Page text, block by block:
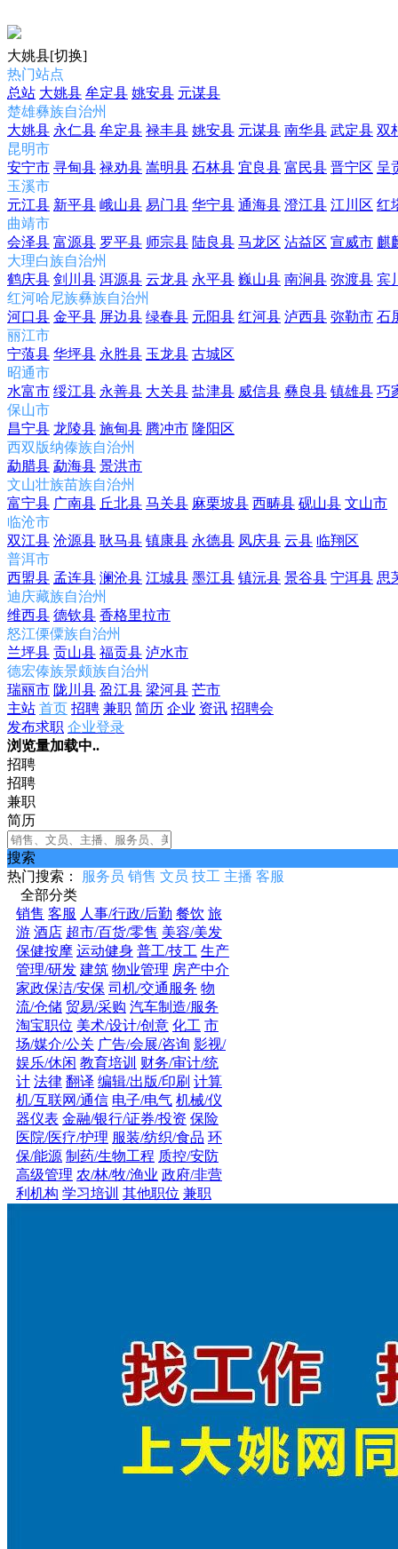
大姚县[切换]
热门站点
总站 大姚县 牟定县 姚安县 元谋县
楚雄彝族自治州
大姚县 永仁县 牟定县 禄丰县 姚安县 元谋县 南华县 武定县 双
昆明市
安宁市 寻甸县 禄劝县 嵩明县 石林县 宜良县 富民县 晋宁区 呈
玉溪市
元江县 新平县 峨山县 易门县 华宁县 通海县 澄江县 江川区 红
曲靖市
会泽县 富源县 罗平县 师宗县 陆良县 马龙区 沾益区 宣威市 麒
大理白族自治州
鹤庆县 剑川县 洱源县 云龙县 永平县 巍山县 南涧县 弥渡县 宾
红河哈尼族彝族自治州
河口县 金平县 屏边县 绿春县 元阳县 红河县 泸西县 弥勒市 石
丽江市
宁蒗县 华坪县 永胜县 玉龙县 古城区
昭通市
水富市 绥江县 永善县 大关县 盐津县 威信县 彝良县 镇雄县 巧
保山市
昌宁县 龙陵县 施甸县 腾冲市 隆阳区
西双版纳傣族自治州
勐腊县 勐海县 景洪市
文山壮族苗族自治州
富宁县 广南县 丘北县 马关县 麻栗坡县 西畴县 砚山县 文山市
临沧市
双江县 沧源县 耿马县 镇康县 永德县 凤庆县 云县 临翔区
普洱市
西盟县 孟连县 澜沧县 江城县 墨江县 镇沅县 景谷县 宁洱县 思
迪庆藏族自治州
维西县 德钦县 香格里拉市
怒江傈僳族自治州
兰坪县 贡山县 福贡县 泸水市
德宏傣族景颇族自治州
瑞丽市 陇川县 盈江县 梁河县 芒市
主站 首页 招聘 兼职 简历 企业 资讯 招聘会
发布求职 企业登录
浏览量加载中..
招聘
招聘
兼职
简历
搜索
热门搜索：
服务员 销售 文员 技工 主播 客服
全部分类
销售 客服 人事/行政/后勤 餐饮 旅
游 酒店 超市/百货/零售 美容/美发
保健按摩 运动健身 普工/技工 生产
管理/研发 建筑 物业管理 房产中介
家政保洁/安保 司机/交通服务 物
流/仓储 贸易/采购 汽车制造/服务
淘宝职位 美术/设计/创意 化工 市
场/媒介/公关 广告/会展/咨询 影视/
娱乐/休闲 教育培训 财务/审计/统
计 法律 翻译 编辑/出版/印刷 计算
机/互联网/通信 电子/电气 机械/仪
器仪表 金融/银行/证券/投资 保险
医院/医疗/护理 服装/纺织/食品 环
保/能源 制药/生物工程 质控/安防
高级管理 农/林/牧/渔业 政府/非营
利机构 学习培训 其他职位 兼职